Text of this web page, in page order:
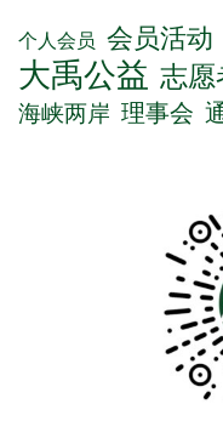
个人会员 会员活动
大禹公益 志愿
海峡两岸 理事会